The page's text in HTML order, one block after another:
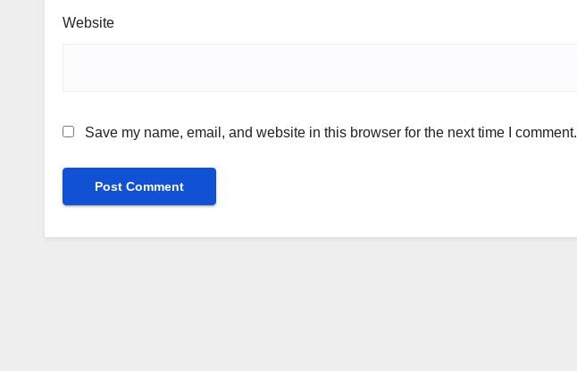
Website
Save my name, email, and website in this browser for the next time I comment.